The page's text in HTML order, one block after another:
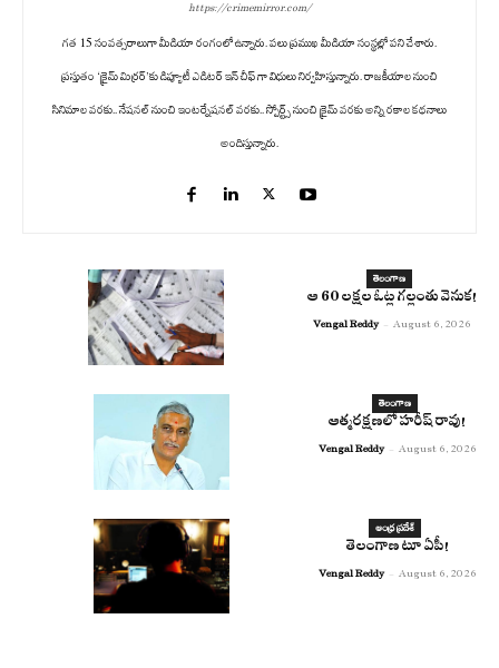
https://crimemirror.com/
గత 15 సంవత్సరాలుగా మీడియా రంగంలో ఉన్నారు. పలు ప్రముఖ మీడియా సంస్థల్లో పని చేశారు.
ప్రస్తుతం ‘క్రైమ్ మిర్రర్’కు డిప్యూటీ ఎడిటర్ ఇన్ చీఫ్ గా విధులు నిర్వహిస్తున్నారు. రాజకీయాల నుంచి
సినిమాల వరకు.. నేషనల్ నుంచి ఇంటర్నేషనల్ వరకు.. స్పోర్ట్స్ నుంచి క్రైమ్ వరకు అన్ని రకాల కథనాలు
అందిస్తున్నారు.
తెలంగాణ
ఆ 60 లక్షల ఓట్ల గల్లంతు వెనుక!
Vengal Reddy - August 6, 2026
తెలంగాణ
ఆత్మరక్షణలో హరీష్ రావు!
Vengal Reddy - August 6, 2026
ఆంధ్ర ప్రదేశ్
తెలంగాణ టూ ఏపీ!
Vengal Reddy - August 6, 2026